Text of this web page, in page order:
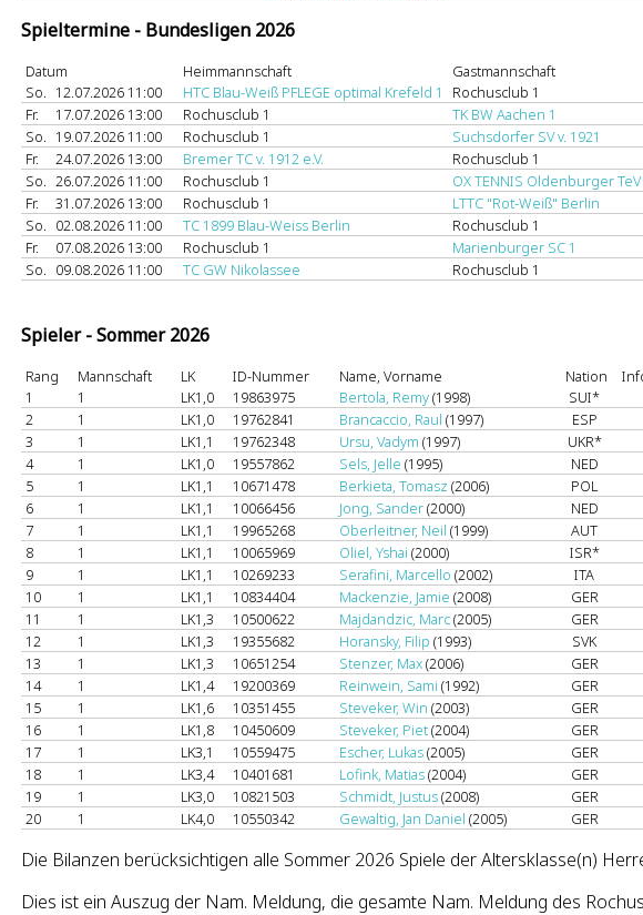
Spieltermine - Bundesligen 2026
Datum Heimmannschaft Gastmannschaft
So. 12.07.2026 11:00 HTC Blau-Weiß PFLEGE optimal Krefeld 1 Rochusclub 1
Fr.
17.07.2026 13:00 Rochusclub 1 TK BW Aachen 1
So. 19.07.2026 11:00 Rochusclub 1 Suchsdorfer SV v. 1921
Fr.
24.07.2026 13:00 Bremer TC v. 1912 e.V. Rochusclub 1
So. 26.07.2026 11:00 Rochusclub 1 OX TENNIS Oldenburger TeV
Fr.
31.07.2026 13:00 Rochusclub 1 LTTC "Rot-Weiß" Berlin
So. 02.08.2026 11:00 TC 1899 Blau-Weiss Berlin Rochusclub 1
Fr.
07.08.2026 13:00 Rochusclub 1 Marienburger SC 1
So. 09.08.2026 11:00 TC GW Nikolassee Rochusclub 1
Spieler - Sommer 2026
Rang Mannschaft LK ID-Nummer Name, Vorname Nation
1
1 LK1,0 19863975 Bertola, Remy(1998) SUI*
2
1 LK1,0 19762841 Brancaccio, Raul (1997) ESP
3
1 LK1,1 19762348 Ursu, Vadym (1997) UKR*
4
1 LK1,0 19557862 Sels, Jelle (1995) NED
5
1 LK1,1 10671478 Berkieta, Tomasz (2006) POL
6
1 LK1,1 10066456 Jong, Sander(2000) NED
7
1 LK1,1 19965268 Oberleitner, Neil (1999) AUT
8
1 LK1,1 10065969 Oliel, Yshai (2000) ISR*
9
1 LK1,1 10269233 Serafini, Marcello (2002) ITA
10
1 LK1,1 10834404 Mackenzie, Jamie (2008) GER
11
1 LK1,3 10500622 Majdandzic, Marc(2005) GER
12
1 LK1,3 19355682 Horansky, Filip (1993) SVK
13
1 LK1,3 10651254 Stenzer, Max(2006) GER
14
1 LK1,4 19200369 Reinwein, Sami (1992) GER
15
1 LK1,6 10351455 Steveker, Win (2003) GER
16
1 LK1,8 10450609 Steveker, Piet(2004) GER
17
1 LK3,1 10559475 Escher, Lukas(2005) GER
18
1 LK3,4 10401681 Lofink, Matias(2004) GER
19
1 LK3,0 10821503 Schmidt, Justus(2008) GER
20
1 LK4,0 10550342 Gewaltig, Jan Daniel (2005) GER
Die Bilanzen berücksichtigen alle Sommer 2026 Spiele der Altersklasse(n)
Dies ist ein Auszug der Nam. Meldung, die gesamte Nam. Meldung des